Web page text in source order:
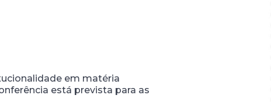
em matéria
está prevista para as